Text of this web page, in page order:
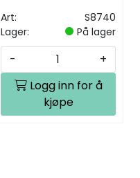
Art:
S8740
Lager:
På lager
-
+
Logg inn for å
kjøpe